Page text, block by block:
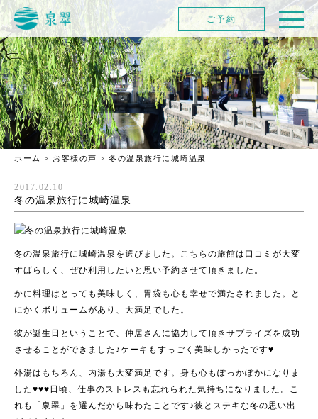
ホーム > お客様の声 > 冬の温泉旅行に城崎温泉
2017.02.10
冬の温泉旅行に城崎温泉
冬の温泉旅行に城崎温泉を選びました。こちらの旅館は口コミが大変
すばらしく、ぜひ利用したいと思い予約させて頂きました。
かに料理はとっても美味しく、胃袋も心も幸せで満たされました。と
にかくボリュームがあり、大満足でした。
彼が誕生日ということで、仲居さんに協力して頂きサプライズを成功
させることができました♪ケーキもすっごく美味しかったです♥
外湯はもちろん、内湯も大変満足です。身も心もぽっかぽかになりま
した♥♥♥日頃、仕事のストレスも忘れられた気持ちになりました。こ
れも「泉翠」を選んだから味わたことです♪彼とステキな冬の思い出
ご予約